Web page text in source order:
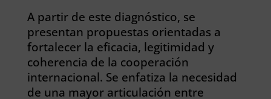
A partir de este diagnóstico, se
presentan propuestas orientadas a
fortalecer la eficacia, legitimidad y
coherencia de la cooperación
internacional. Se enfatiza la necesidad
de una mayor articulación entre